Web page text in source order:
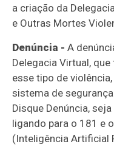
a criação da
e Outras Mortes
Denúncia - A
Delegacia Virtual,
esse tipo de
sistema de
Disque Denúncia,
ligando para o 181 e
(Inteligência Artificial